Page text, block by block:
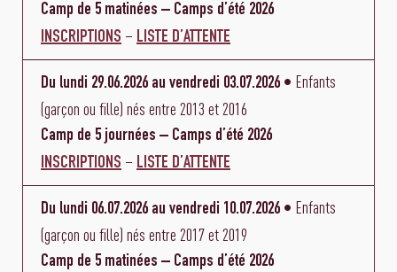
Camp de 5 matinées – Camps d’été 2026
INSCRIPTIONS – LISTE D’ATTENTE
Du lundi 29.06.2026 au vendredi 03.07.2026 • Enfants
(garçon ou fille) nés entre 2013 et 2016
Camp de 5 journées – Camps d’été 2026
INSCRIPTIONS – LISTE D’ATTENTE
Du lundi 06.07.2026 au vendredi 10.07.2026 • Enfants
(garçon ou fille) nés entre 2017 et 2019
Camp de 5 matinées – Camps d’été 2026